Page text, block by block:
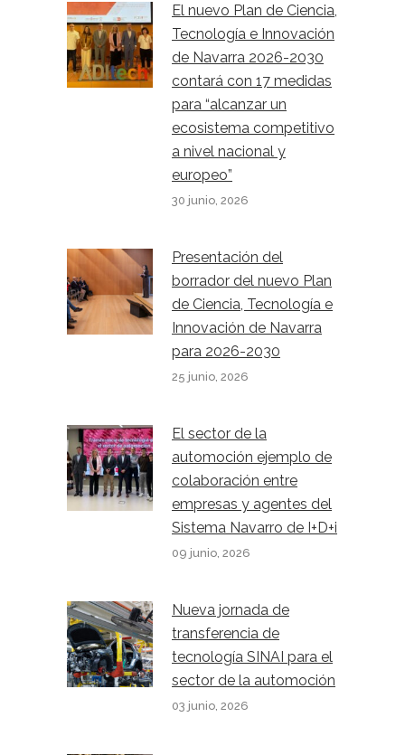
El nuevo Plan de Ciencia,
Tecnología e Innovación
de Navarra 2026-2030
contará con 17 medidas
para “alcanzar un
ecosistema competitivo
a nivel nacional y
europeo”
30 junio, 2026
Presentación del
borrador del nuevo Plan
de Ciencia, Tecnología e
Innovación de Navarra
para 2026-2030
25 junio, 2026
El sector de la
automoción ejemplo de
colaboración entre
empresas y agentes del
Sistema Navarro de I+D+i
09 junio, 2026
Nueva jornada de
transferencia de
tecnología SINAI para el
sector de la automoción
03 junio, 2026